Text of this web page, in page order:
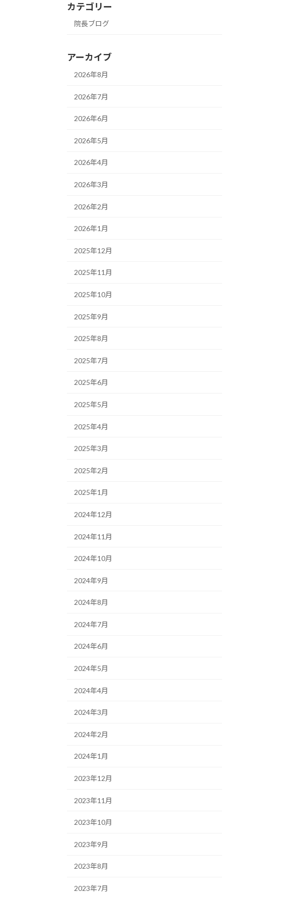
カテゴリー
院長ブログ
アーカイブ
2026年8月
2026年7月
2026年6月
2026年5月
2026年4月
2026年3月
2026年2月
2026年1月
2025年12月
2025年11月
2025年10月
2025年9月
2025年8月
2025年7月
2025年6月
2025年5月
2025年4月
2025年3月
2025年2月
2025年1月
2024年12月
2024年11月
2024年10月
2024年9月
2024年8月
2024年7月
2024年6月
2024年5月
2024年4月
2024年3月
2024年2月
2024年1月
2023年12月
2023年11月
2023年10月
2023年9月
2023年8月
2023年7月